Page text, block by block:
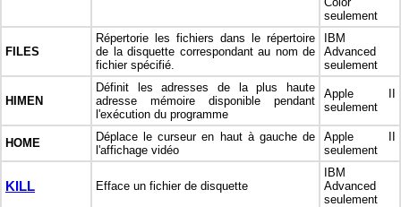
seulement
FILES
Répertorie les fichiers dans le répertoire
de la disquette correspondant au nom de
fichier spécifié.
IBM
Advanced
seulement
HIMEN
Définit les adresses de la plus haute
adresse mémoire disponible pendant
l'exécution du programme
Apple II
seulement
HOME
Déplace le curseur en haut à gauche de
l'affichage vidéo
Apple II
seulement
KILL Efface un fichier de disquette
IBM
Advanced
seulement